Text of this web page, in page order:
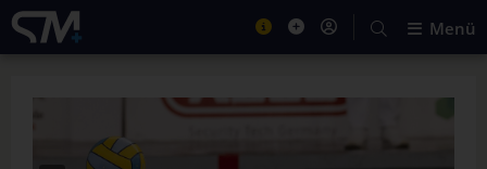
Menü